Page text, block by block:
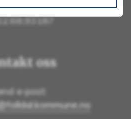
konto:
oss
e-post: